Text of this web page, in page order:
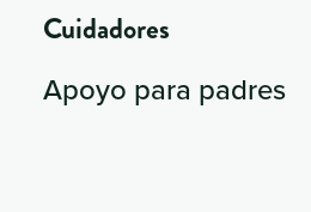
Cuidadores
Apoyo para padres